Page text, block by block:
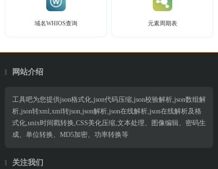
域名WHIOS查询 元素周期表
网站介绍
工具吧为您提供json格式化,json代码压缩,json校验解析,json数组解
析,json转xml,xml转json,json解析,json在线解析,json在线解析及格
式化,unix时间戳转换,CSS美化压缩,文本处理、图像编辑、密码生
成、单位转换、MD5加密、功率转换等
关注我们